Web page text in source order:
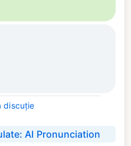
0,00
discuție
AI Pronunciation